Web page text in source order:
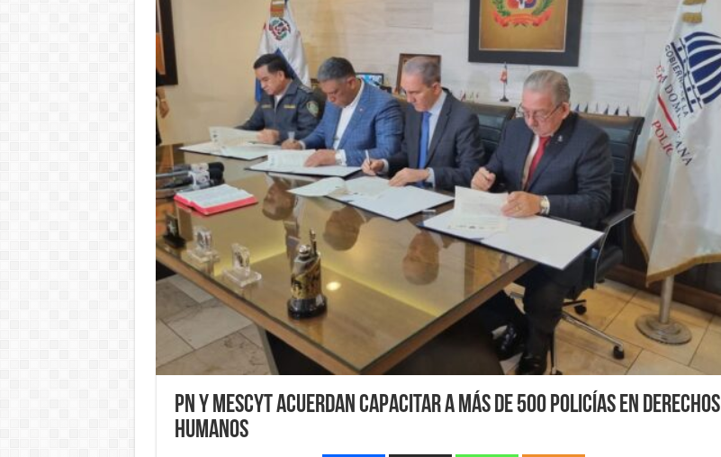
PN y Mescyt acuerdan capacitar a más de 500 policías en derechos
humanos